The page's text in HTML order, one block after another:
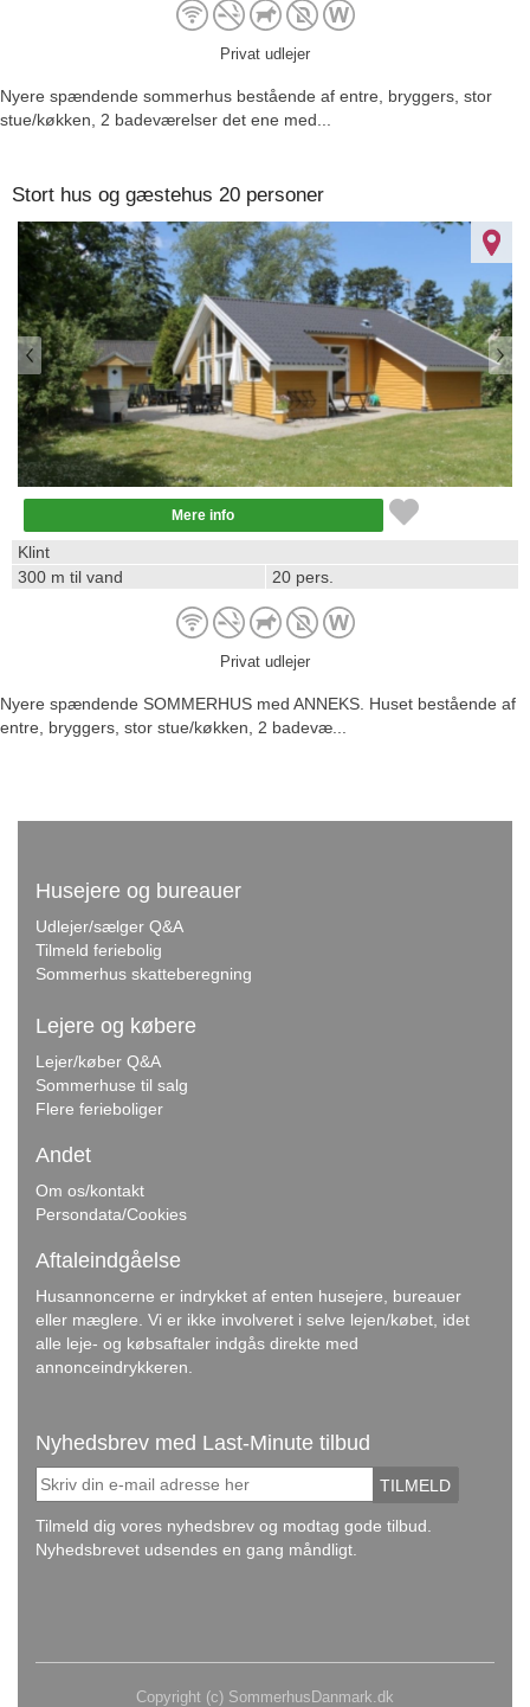
Privat udlejer
Nyere spændende sommerhus bestående af entre, bryggers, stor
stue/køkken, 2 badeværelser det ene med...
Stort hus og gæstehus 20 personer
87268
Mere info
Klint
300 m til vand
20 pers.
Privat udlejer
Nyere spændende SOMMERHUS med ANNEKS. Huset bestående af
entre, bryggers, stor stue/køkken, 2 badevæ...
Husejere og bureauer
Udlejer/sælger Q&A
Tilmeld feriebolig
Sommerhus skatteberegning
Lejere og købere
Lejer/køber Q&A
Sommerhuse til salg
Flere ferieboliger
Andet
Om os/kontakt
Persondata/Cookies
Aftaleindgåelse
Husannoncerne er indrykket af enten husejere, bureauer
eller mæglere. Vi er ikke involveret i selve lejen/købet, idet
alle leje- og købsaftaler indgås direkte med
annonceindrykkeren.
Nyhedsbrev med Last-Minute tilbud
TILMELD
Tilmeld dig vores nyhedsbrev og modtag gode tilbud.
Nyhedsbrevet udsendes en gang måndligt.
Copyright (c) SommerhusDanmark.dk